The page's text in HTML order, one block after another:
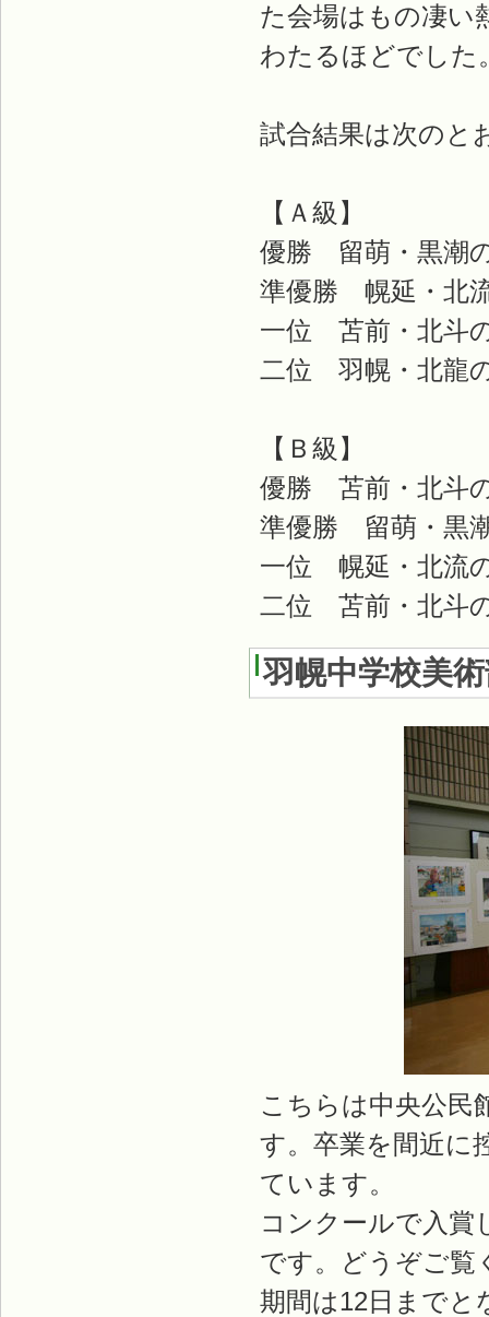
た会場はもの凄い
わたるほどでした
試合結果は次のと
【Ａ級】
優勝 留萌・黒潮
準優勝 幌延・北
一位 苫前・北斗
二位 羽幌・北龍
【Ｂ級】
優勝 苫前・北斗
準優勝 留萌・黒
一位 幌延・北流
二位 苫前・北斗
羽幌中学校美
こちらは中央公民
す。卒業を間近に
ています。
コンクールで入賞
です。どうぞご覧
期間は12日までと